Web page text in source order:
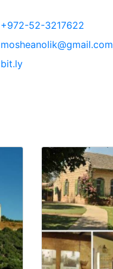
+972-52-3217622
mosheanolik@gmail.com
bit.ly